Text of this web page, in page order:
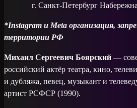
г. Санкт-Петербург
*Instagram и Meta организация,
территории РФ
Михаил Сергеевич Боярский —
российский актёр театра, кино,
и дубляжа, певец, музыкант и
артист РСФСР (1990).